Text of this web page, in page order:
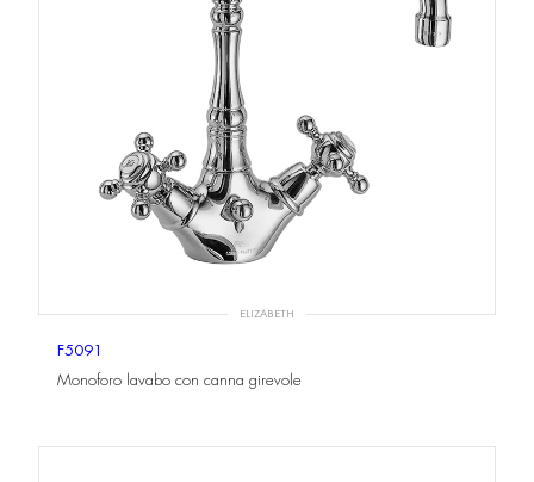
ELIZABETH
F5091
Monoforo lavabo con canna girevole